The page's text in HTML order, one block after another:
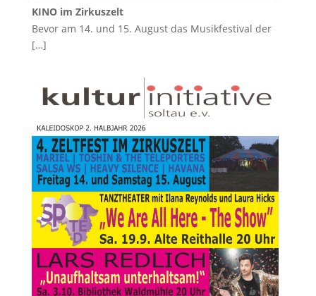
KINO im Zirkuszelt
Bevor am 14. und 15. August das Musikfestival der
[…]